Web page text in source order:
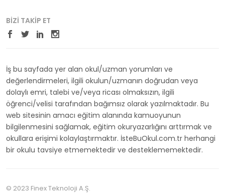
BIZI TAKIP ET
İş bu sayfada yer alan okul/uzman yorumları ve
değerlendirmeleri, ilgili okulun/uzmanın doğrudan veya
dolaylı emri, talebi ve/veya ricası olmaksızın, ilgili
öğrenci/velisi tarafından bağımsız olarak yazılmaktadır. Bu
web sitesinin amacı eğitim alanında kamuoyunun
bilgilenmesini sağlamak, eğitim okuryazarlığını arttırmak ve
okullara erişimi kolaylaştırmaktır. İsteBuOkul.com.tr herhangi
bir okulu tavsiye etmemektedir ve desteklememektedir.
© 2023 Finex Teknoloji A.Ş.